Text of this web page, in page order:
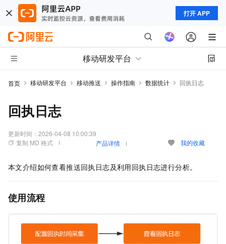
打开 APP
移动研发平台
首页 移动研发平台 移动推送 操作指南 数据统计 回执日志
回执日志
更新时间： 2026-04-08 10:00:39
复制 MD 格式
产品详情 我的收藏
本文介绍如何查看推送回执日志及利用回执日志进行分析。
使用流程